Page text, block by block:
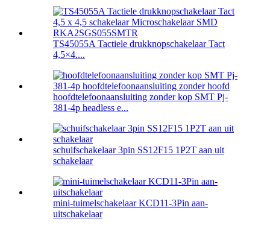
TS45055A Tactiele drukknopschakelaar Tact
4,5×4....
hoofdtelefoonaansluiting zonder kop SMT Pj-
381-4p headless e...
schuifschakelaar 3pin SS12F15 1P2T aan uit
schakelaar
mini-tuimelschakelaar KCD11-3Pin aan-
uitschakelaar